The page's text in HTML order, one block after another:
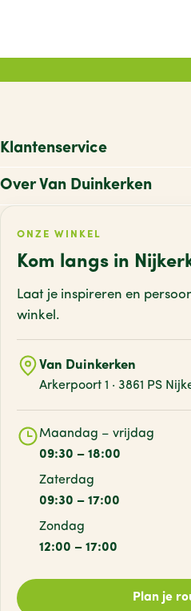
Klantenservice
Over Van Duinkerken
ONZE WINKEL
Kom langs in
Laat je inspireren en
winkel.
Van Duinkerken
Arkerpoort 1 · 3861 PS
Maandag – vrijdag
09:30 – 18:00
Zaterdag
09:30 – 17:00
Zondag
12:00 – 17:00
Plan je